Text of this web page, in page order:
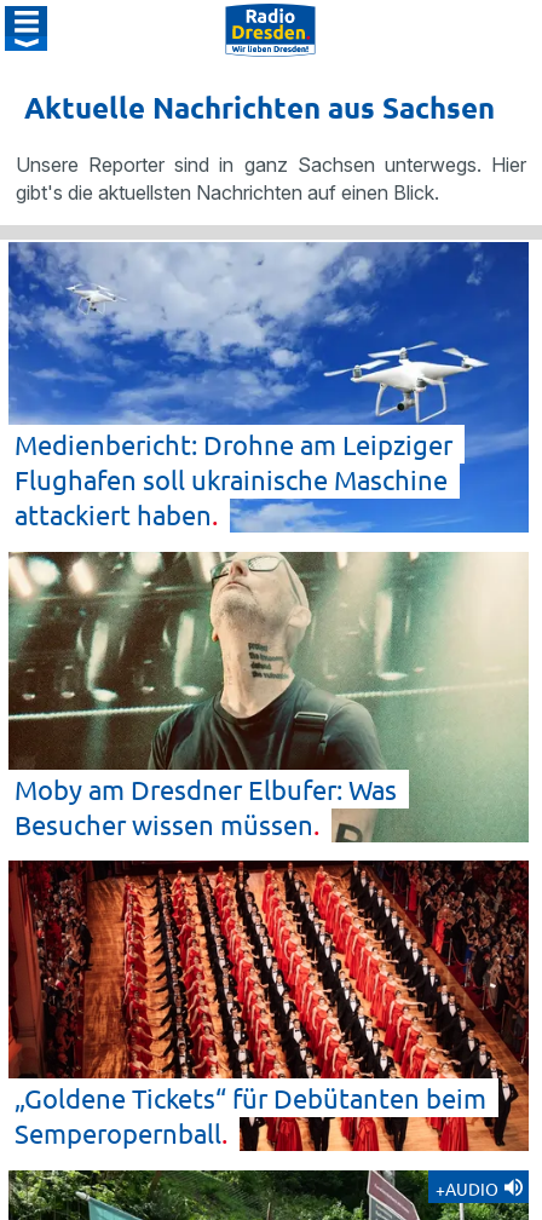
Aktuelle Nachrichten aus Sachsen
Unsere Reporter sind in ganz Sachsen unterwegs. Hier
gibt's die aktuellsten Nachrichten auf einen Blick.
Medienbericht: Drohne am Leipziger
Flughafen soll ukrainische Maschine
attackiert haben
Moby am Dresdner Elbufer: Was
Besucher wissen müssen
„Goldene Tickets“ für Debütanten beim
Semperopernball
+AUDIO